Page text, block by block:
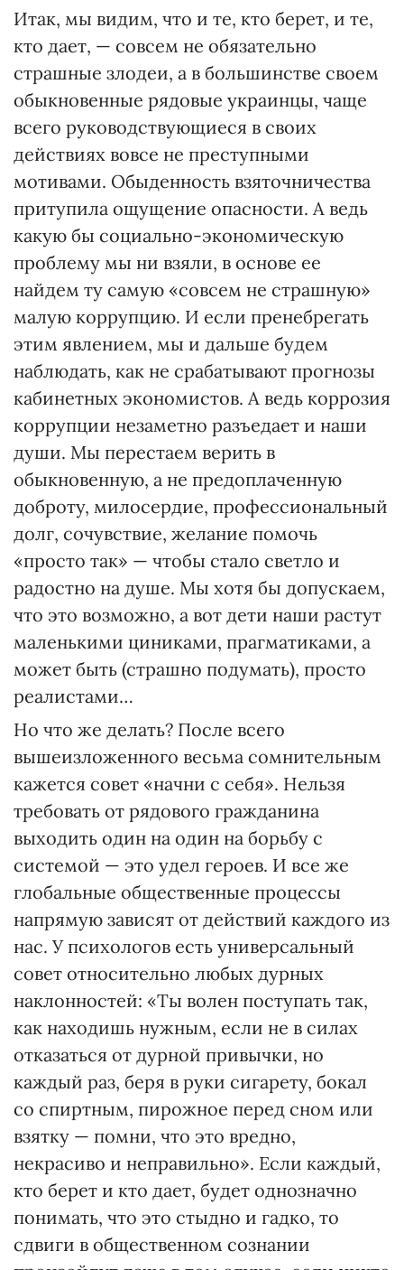
Итак, мы видим, что и те, кто берет, и те,
кто дает, — совсем не обязательно
страшные злодеи, а в большинстве своем
обыкновенные рядовые украинцы, чаще
всего руководствующиеся в своих
действиях вовсе не преступными
мотивами. Обыденность взяточничества
притупила ощущение опасности. А ведь
какую бы социально-экономическую
проблему мы ни взяли, в основе ее
найдем ту самую «совсем не страшную»
малую коррупцию. И если пренебрегать
этим явлением, мы и дальше будем
наблюдать, как не срабатывают прогнозы
кабинетных экономистов. А ведь коррозия
коррупции незаметно разъедает и наши
души. Мы перестаем верить в
обыкновенную, а не предоплаченную
доброту, милосердие, профессиональный
долг, сочувствие, желание помочь
«просто так» — чтобы стало светло и
радостно на душе. Мы хотя бы допускаем,
что это возможно, а вот дети наши растут
маленькими циниками, прагматиками, а
может быть (страшно подумать), просто
реалистами…
Но что же делать? После всего
вышеизложенного весьма сомнительным
кажется совет «начни с себя». Нельзя
требовать от рядового гражданина
выходить один на один на борьбу с
системой — это удел героев. И все же
глобальные общественные процессы
напрямую зависят от действий каждого из
нас. У психологов есть универсальный
совет относительно любых дурных
наклонностей: «Ты волен поступать так,
как находишь нужным, если не в силах
отказаться от дурной привычки, но
каждый раз, беря в руки сигарету, бокал
со спиртным, пирожное перед сном или
взятку — помни, что это вредно,
некрасиво и неправильно». Если каждый,
кто берет и кто дает, будет однозначно
понимать, что это стыдно и гадко, то
сдвиги в общественном сознании